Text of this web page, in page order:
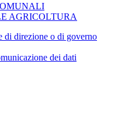
AGRICOLTURA
di direzione o di governo
dei dati